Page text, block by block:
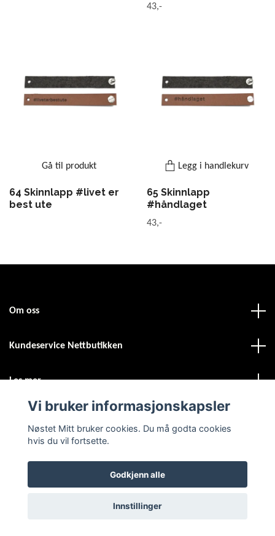
43,-
Gå til produkt
64 Skinnlapp #livet er
best ute
Legg i handlekurv
65 Skinnlapp
#håndlaget
43,-
Om oss
Kundeservice Nettbutikken
Les mer
© 2026 Nøstet MittPowered by Quickbutik
Vi bruker informasjonskapsler
Nøstet Mitt bruker cookies. Du må godta cookies
hvis du vil fortsette.
Godkjenn alle
Innstillinger